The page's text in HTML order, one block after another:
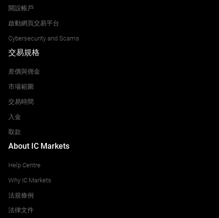
開設帳戶
啟動網頁交易平台
Cybersecurity and Scams
交易規格
差價與佣金
市場範圍
交易時間
入金
取款
About IC Markets
Help Centre
Why IC Markets
法規條例
法律文件